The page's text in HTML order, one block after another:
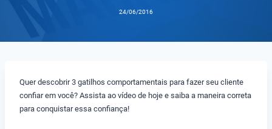
24/06/2016
Quer descobrir 3 gatilhos comportamentais para fazer seu cliente
confiar em você? Assista ao vídeo de hoje e saiba a maneira correta
para conquistar essa confiança!